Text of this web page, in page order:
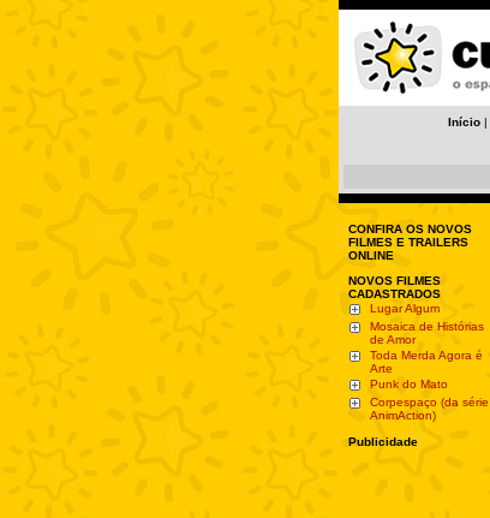
Início |
CONFIRA OS NOVOS
FILMES E TRAILERS
ONLINE
NOVOS FILMES
CADASTRADOS
Lugar Algum
Mosaica de Histórias
de Amor
Toda Merda Agora é
Arte
Punk do Mato
Corpespaço (da série
AnimAction)
Publicidade